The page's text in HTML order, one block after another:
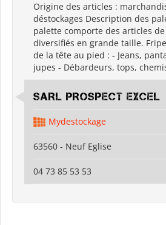
Origine des articles :
déstockages Description des
palette comporte des articles
diversifiés en grande taille.
de la tête au pied : - Jeans,
jupes - Débardeurs, tops,
SARL PROSPECT EXCEL
Mydestockage
63560 - Neuf Eglise
04 73 85 53 53